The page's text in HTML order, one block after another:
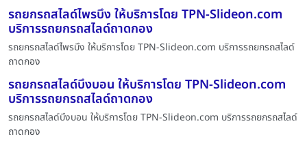
รถยกรถสไลด์ไพรบึง ให้บริการโดย TPN-Slideon.com
บริการรถยกรถสไลด์ถาดกอง
รถยกรถสไลด์ไพรบึง ให้บริการโดย TPN-Slideon.com บริการรถยกรถสไลด์
ถาดกอง
รถยกรถสไลด์บึงบอน ให้บริการโดย TPN-Slideon.com
บริการรถยกรถสไลด์ถาดกอง
รถยกรถสไลด์บึงบอน ให้บริการโดย TPN-Slideon.com บริการรถยกรถสไลด์
ถาดกอง